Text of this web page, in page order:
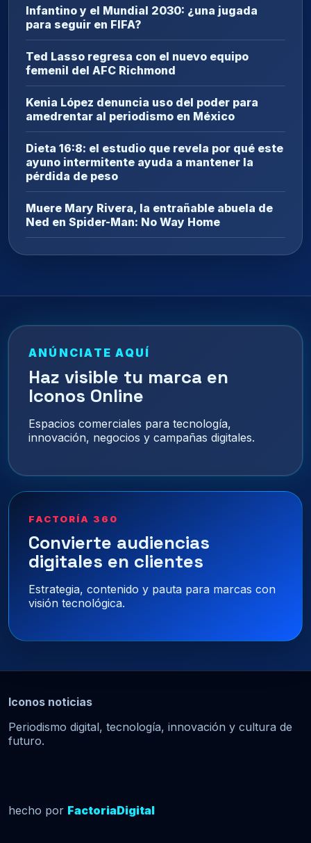
Infantino y el Mundial 2030: ¿una jugada
para seguir en FIFA?
Ted Lasso regresa con el nuevo equipo
femenil del AFC Richmond
Kenia López denuncia uso del poder para
amedrentar al periodismo en México
Dieta 16:8: el estudio que revela por qué este
ayuno intermitente ayuda a mantener la
pérdida de peso
Muere Mary Rivera, la entrañable abuela de
Ned en Spider-Man: No Way Home
ANÚNCIATE AQUÍ
Haz visible tu marca en
Iconos Online
Espacios comerciales para tecnología,
innovación, negocios y campañas digitales.
FACTORÍA 360
Convierte audiencias
digitales en clientes
Estrategia, contenido y pauta para marcas con
visión tecnológica.
Iconos noticias
Periodismo digital, tecnología, innovación y cultura de
futuro.
hecho por FactoriaDigital